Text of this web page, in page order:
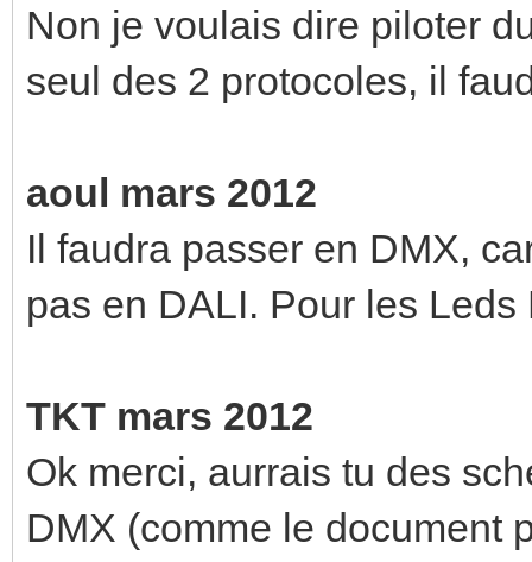
Non je voulais dire piloter
seul des 2 protocoles, il
aoul mars 2012
Il faudra passer en DMX,
pas en DALI. Pour les
TKT mars 2012
Ok merci, aurrais tu des
DMX (comme le document